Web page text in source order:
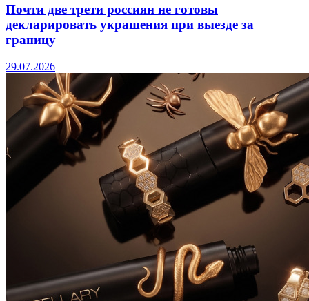
Почти две трети россиян не готовы
декларировать украшения при выезде за
границу
29.07.2026